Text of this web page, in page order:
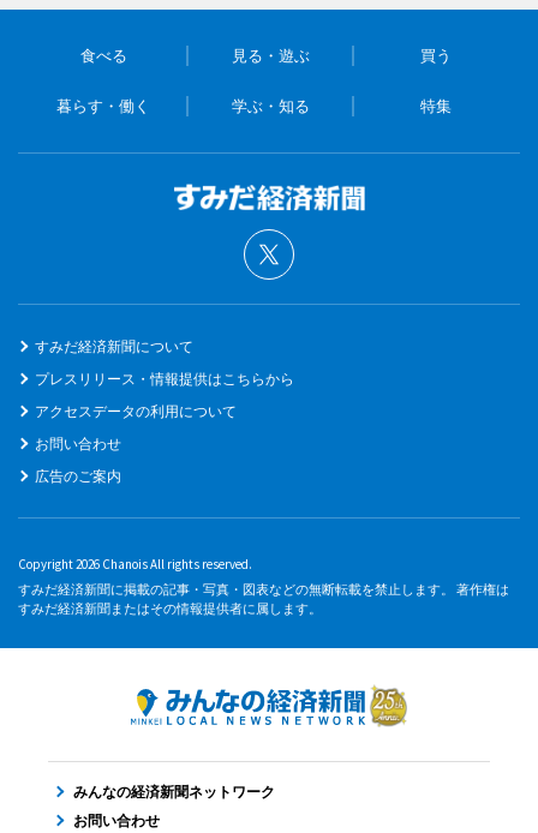
食べる 見る・遊ぶ 買う
暮らす・働く 学ぶ・知る 特集
すみだ経済新聞について
プレスリリース・情報提供はこちらから
アクセスデータの利用について
お問い合わせ
広告のご案内
Copyright 2026 Chanois All rights reserved.
すみだ経済新聞に掲載の記事・写真・図表などの無断転載を禁止します。 著作権は
すみだ経済新聞またはその情報提供者に属します。
みんなの経済新聞ネットワーク
お問い合わせ